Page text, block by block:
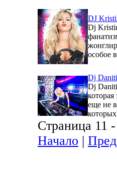
DJ
Dj
особое
Dj
Dj
еще не
Страница 11
Начало |